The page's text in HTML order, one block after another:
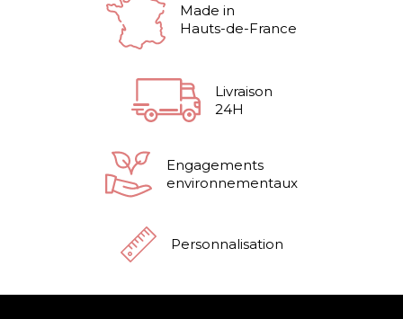
Made in
Hauts-de-France
Livraison
24H
Engagements
environnementaux
Personnalisation